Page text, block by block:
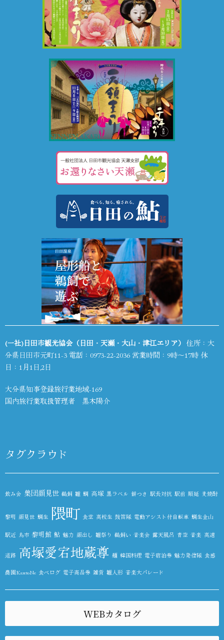
(一社)日田市観光協会（日田・天瀬・大山・津江エリア） 住所：大
分県日田市元町11-3 電話： 0973-22-2036 営業時間：9時～17時 休
日：1月1日,2日
大分県知事登録旅行業地域-169
国内旅行業取扱管理者 黒木陽介
タグクラウド
飲み会 集団顔見世 鵜飼 雛 鯛 高塚 黒ラベル 餅つき 駅長対抗 駅前 順延 麦焼酎
黎明 顔見世 鯛生 隈町 食堂 高校生 鼓笛隊 電動アシスト付自転車 鯛生金山
駅近 鳥市 黎明館 鮎 魅力 顔出し 雛祭り 鵜飼い 音楽会 露天風呂 青空 音楽 高速
道路 高塚愛宕地蔵尊 麺 韓国料理 電子宿泊券 魅力発信隊 食感
農園KazetoNe 食べログ 電子商品券 雑貨 雛人形 音楽大パレード
WEBカタログ